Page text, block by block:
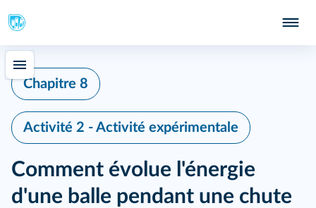
Chapitre 8
Activité 2 - Activité expérimentale
Comment évolue l'énergie
d'une balle pendant une chute